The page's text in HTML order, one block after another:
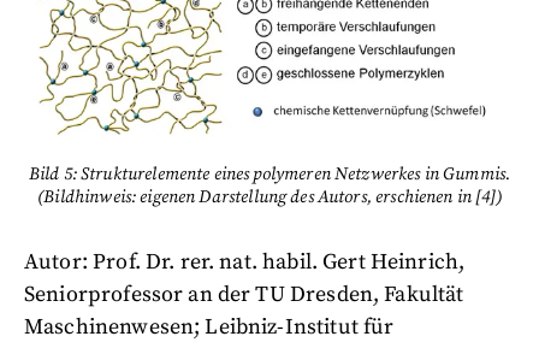
Bild 5: Strukturelemente eines polymeren Netzwerkes in Gummis.
(Bildhinweis: eigenen Darstellung des Autors, erschienen in [4])
Autor: Prof. Dr. rer. nat. habil. Gert Heinrich,
Seniorprofessor an der TU Dresden, Fakultät
Maschinenwesen; Leibniz-Institut für